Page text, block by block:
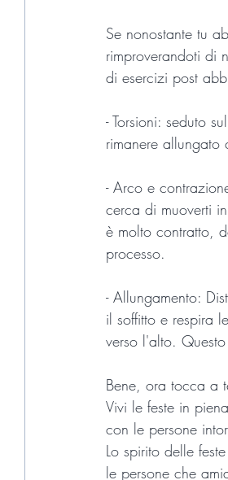
Se nonostante tu
rimproverandoti di
di esercizi post
- Torsioni: seduto
rimanere
- Arco e
cerca di muoverti
è molto contratto,
processo.
- Allungamento:
il soffitto e respira
verso l'alto.
Bene, ora tocca a
Vivi le feste in
con le persone
Lo spirito delle
le persone che